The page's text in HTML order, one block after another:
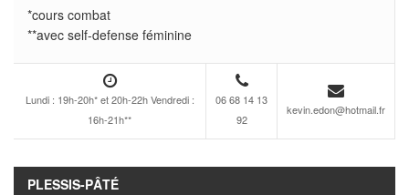
*cours combat
**avec self-defense féminine
Lundi : 19h-20h* et 20h-22h Vendredi :
16h-21h**
06 68 14 13
92
kevin.edon@hotmail.fr
PLESSIS-PÂTÉ